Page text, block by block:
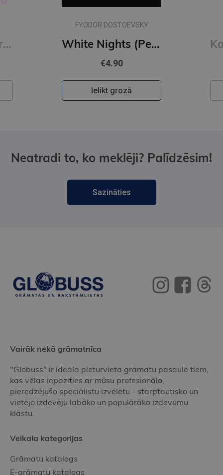
Cleopatra and Frankenstein
FYODOR DOSTOEVSKY
White Nights (Penguin Little Black Classics)
€4.90
Ielikt grozā
Neatradi to, ko meklēji? Palīdzēsim!
Sazināties
Vairāk nekā grāmatnīca
"Globuss" ir ideāla pieturvieta grāmatu pasaulē tiem,
kas vēlas iepazīties ar mūsu profesionālo,
pieredzējušo speciālistu izvēlētu - starptautisko un
vietējo izdevēju labāko un populārāko izdevumu
klāstu.
Veikala kategorijas
Grāmatu katalogs
E-grāmatu katalogs